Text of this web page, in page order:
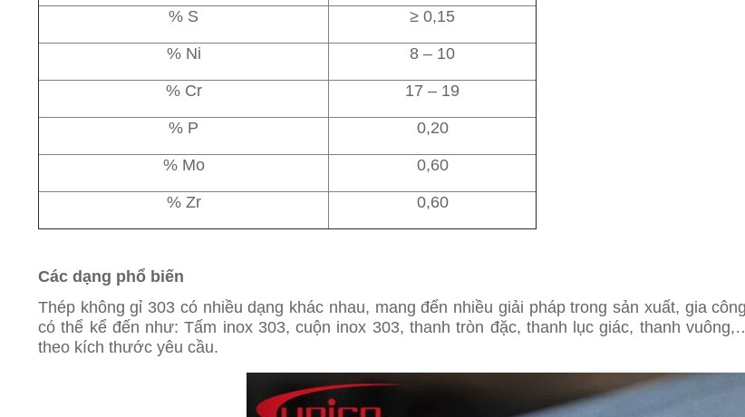
% S ≥ 0,15
% Ni 8 – 10
% Cr 17 – 19
% P 0,20
% Mo 0,60
% Zr 0,60
Các dạng phổ biến
Thép không gỉ 303 có nhiều dạng khác nhau, mang đến nhiều giải pháp trong sản xuất, gia
có thể kể đến như: Tấm inox 303, cuộn inox 303, thanh tròn đặc, thanh lục giác, thanh
theo kích thước yêu cầu.